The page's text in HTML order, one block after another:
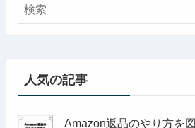
人気の記事
Amazon返品のやり方を